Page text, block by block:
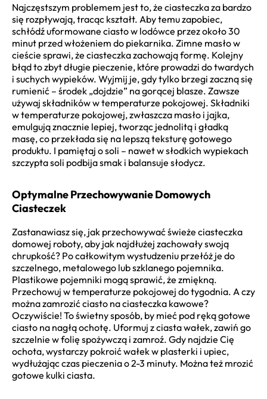
Najczęstszym problemem jest to, że ciasteczka za bardzo
się rozpływają, tracąc kształt. Aby temu zapobiec,
schłódź uformowane ciasto w lodówce przez około 30
minut przed włożeniem do piekarnika. Zimne masło w
cieście sprawi, że ciasteczka zachowają formę. Kolejny
błąd to zbyt długie pieczenie, które prowadzi do twardych
i suchych wypieków. Wyjmij je, gdy tylko brzegi zaczną się
rumienić – środek „dojdzie” na gorącej blasze. Zawsze
używaj składników w temperaturze pokojowej. Składniki
w temperaturze pokojowej, zwłaszcza masło i jajka,
emulgują znacznie lepiej, tworząc jednolitą i gładką
masę, co przekłada się na lepszą teksturę gotowego
produktu. I pamiętaj o soli – nawet w słodkich wypiekach
szczypta soli podbija smak i balansuje słodycz.
Optymalne Przechowywanie Domowych
Ciasteczek
Zastanawiasz się, jak przechowywać świeże ciasteczka
domowej roboty, aby jak najdłużej zachowały swoją
chrupkość? Po całkowitym wystudzeniu przełóż je do
szczelnego, metalowego lub szklanego pojemnika.
Plastikowe pojemniki mogą sprawić, że zmiękną.
Przechowuj w temperaturze pokojowej do tygodnia. A czy
można zamrozić ciasto na ciasteczka kawowe?
Oczywiście! To świetny sposób, by mieć pod ręką gotowe
ciasto na nagłą ochotę. Uformuj z ciasta wałek, zawiń go
szczelnie w folię spożywczą i zamroź. Gdy najdzie Cię
ochota, wystarczy pokroić wałek w plasterki i upiec,
wydłużając czas pieczenia o 2-3 minuty. Można też mrozić
gotowe kulki ciasta.